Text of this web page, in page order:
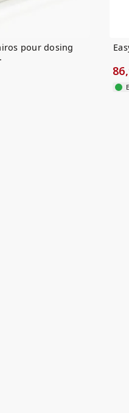
pour dosing